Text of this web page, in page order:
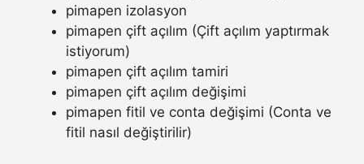
pimapen izolasyon
pimapen çift açılım (Çift açılım yaptırmak
istiyorum)
pimapen çift açılım tamiri
pimapen çift açılım değişimi
pimapen fitil ve conta değişimi (Conta ve
fitil nasıl değiştirilir)